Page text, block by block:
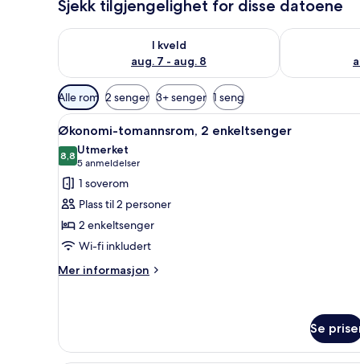
Sjekk tilgjengelighet for disse datoene
I kveld
aug. 7 - aug. 8
Sjekk tilgjengelighet for i kveld, aug. 7 - aug. 8
Sjekk
Tilgjengelige
filtre
for
rom
Alle rom 2 senger 3+ senger 1 seng
Åpne
alle
bildene
av
Økonomi-
tomannsrom,
2
enkeltsenger
Økonomi-tomannsrom, 2
7
Økonomi-tomannsrom, 2 enkeltsenger
8,88,8 av 10
Utmerket
5 anmeldelser
(5
anmeldelser)
1 soverom
Plass til 2 personer
2 enkeltsenger
Wi-fi inkludert
Mer informasjon
Mer
2
enkeltsenger
Se